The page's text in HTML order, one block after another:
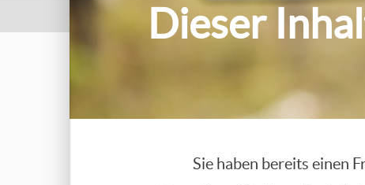
Dieser
Sie haben bereits einen